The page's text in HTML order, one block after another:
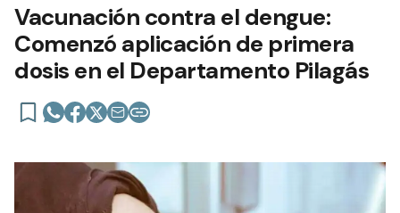
Vacunación contra el dengue:
Comenzó aplicación de primera
dosis en el Departamento Pilagás